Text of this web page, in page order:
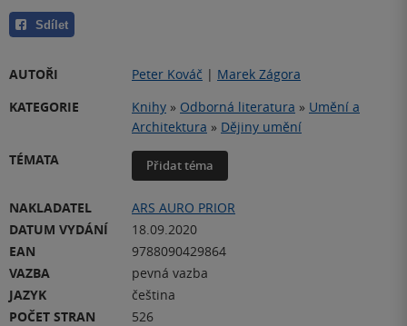
Sdílet
AUTOŘI Peter Kováč | Marek Zágora
KATEGORIE
Knihy » Odborná literatura » Umění a
Architektura » Dějiny umění
TÉMATA
Přidat téma
NAKLADATEL
ARS AURO PRIOR
DATUM VYDÁNÍ
18.09.2020
EAN
9788090429864
VAZBA
pevná vazba
JAZYK
čeština
POČET STRAN
526